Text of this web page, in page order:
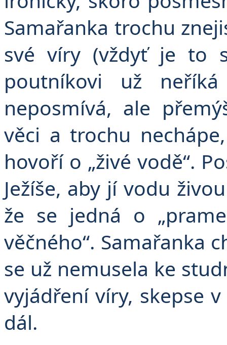
Samařanka trochu
své víry (vždyť je to
poutníkovi už
neposmívá, ale
věci a trochu
hovoří o „živé vodě“.
Ježíše, aby jí vodu
že se jedná o
věčného“. Samařanka
se už nemusela ke
vyjádření víry, skepse
dál.